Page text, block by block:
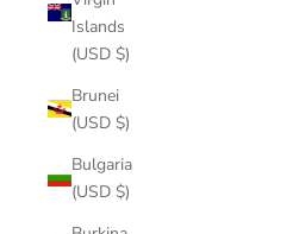
Islands
(USD $)
Brunei
(USD $)
Bulgaria
(USD $)